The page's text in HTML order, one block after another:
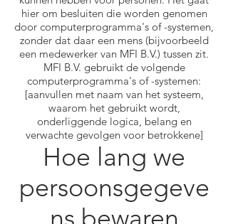
hier om besluiten die worden genomen
door computerprogramma's of -systemen,
zonder dat daar een mens (bijvoorbeeld
een medewerker van MFI B.V.) tussen zit.
MFI B.V. gebruikt de volgende
computerprogramma's of -systemen:
[aanvullen met naam van het systeem,
waarom het gebruikt wordt,
onderliggende logica, belang en
verwachte gevolgen voor betrokkene]
Hoe lang we
persoonsgegeve